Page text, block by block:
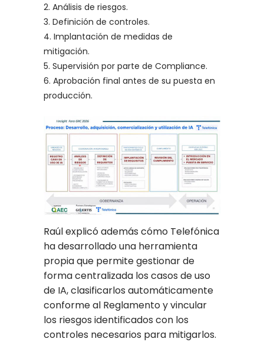
Análisis de riesgos.
Definición de controles.
Implantación de medidas de
mitigación.
Supervisión por parte de Compliance.
Aprobación final antes de su puesta en
producción.
Raúl explicó además cómo Telefónica
ha desarrollado una herramienta
propia que permite gestionar de
forma centralizada los casos de uso
de IA, clasificarlos automáticamente
conforme al Reglamento y vincular
los riesgos identificados con los
controles necesarios para mitigarlos.